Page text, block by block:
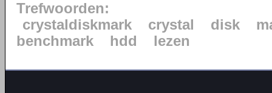
Trefwoorden:
crystaldiskmark
crystal disk
benchmark
hdd lezen